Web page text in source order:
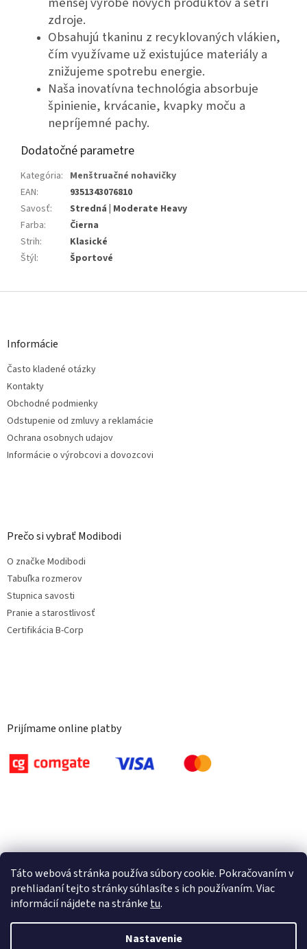
Táto webová stránka používa súbory cookie. Pokračovaním v
prehliadaní tejto stránky súhlasíte s ich používaním. Viac
informácií nájdete na stránke tu.
Nastavenie
zdroje.
Obsahujú tkaninu z recyklovaných vlákien,
čím využívame už existujúce materiály a
znižujeme spotrebu energie.
Naša inovatívna technológia absorbuje
špinienie, krvácanie, kvapky moču a
nepríjemné pachy.
Dodatočné parametre
Kategória: Menštruačné nohavičky
EAN:
9351343076810
Savosť:
Stredná | Moderate Heavy
Farba:
Čierna
Strih:
Klasické
Štýl: Športové
Z
Informácie
Často kladené otázky
Kontakty
Obchodné podmienky
Odstupenie od zmluvy a reklamácie
Ochrana osobnych udajov
Informácie o výrobcovi a dovozcovi
Prečo si vybrať Modibodi
O značke Modibodi
Tabuľka rozmerov
Stupnica savosti
Pranie a starostlivosť
Certifikácia B-Corp
Prijímame online platby
Vytvoril Shoptet